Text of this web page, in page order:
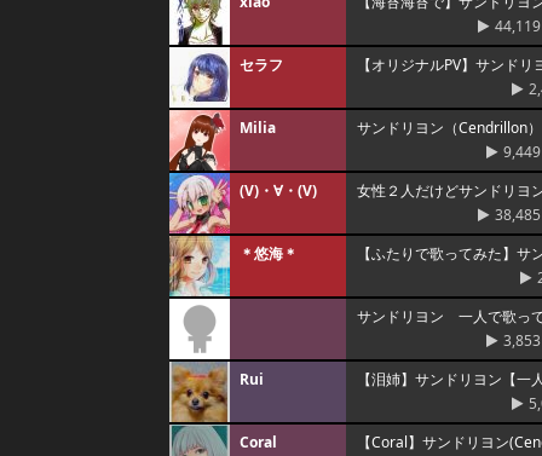
44,119
セラフ
【オリジナルPV】サンド
Milia
サンドリヨン（Cendrillon
9,449
(V)・∀・(V)
女性２人だけどサンドリヨ
38,485
＊悠海＊
【ふたりで歌ってみた】
サンドリヨン 一人で歌っ
3,853
Rui
【泪姉】サンドリヨン【一
Coral
【Coral】サンドリヨン